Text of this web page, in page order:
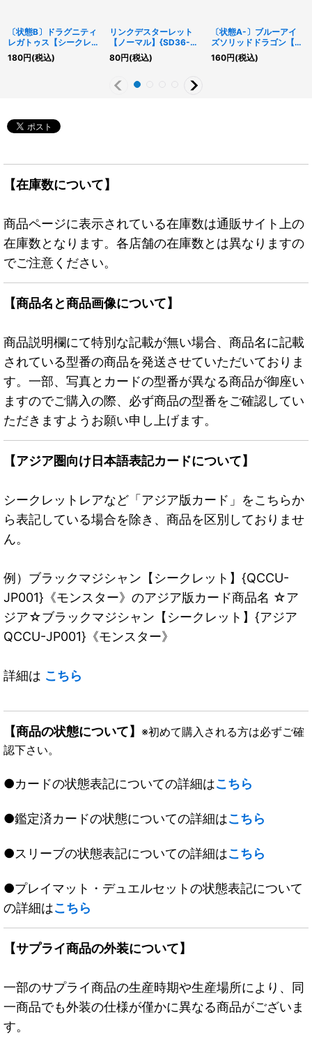
〔状態B〕ドラグニティ
レガトゥス【シークレッ
トパラレル】{TW03-
JP027}《モンスター》
180円(税込)
リンクデスターレット
【ノーマル】{SD36-
JP036}《罠》
80円(税込)
〔状態A-〕ブルーアイ
ズソリッドドラゴン【ス
ーパー】{DP20-
JP002}《モンスター》
160円(税込)
【在庫数について】
商品ページに表示されている在庫数は通販サイト上の
在庫数となります。各店舗の在庫数とは異なりますの
でご注意ください。
【商品名と商品画像について】
商品説明欄にて特別な記載が無い場合、商品名に記載
されている型番の商品を発送させていただいておりま
す。一部、写真とカードの型番が異なる商品が御座い
ますのでご購入の際、必ず商品の型番をご確認してい
ただきますようお願い申し上げます。
【アジア圏向け日本語表記カードについて】
シークレットレアなど「アジア版カード」をこちらか
ら表記している場合を除き、商品を区別しておりませ
ん。
例）ブラックマジシャン【シークレット】{QCCU-
JP001}《モンスター》のアジア版カード商品名 ☆ア
ジア☆ブラックマジシャン【シークレット】{アジア
QCCU-JP001}《モンスター》
詳細は こちら
【商品の状態について】 ※初めて購入される方は必ずご確
認下さい。
●カードの状態表記についての詳細はこちら
●鑑定済カードの状態についての詳細はこちら
●スリーブの状態表記についての詳細はこちら
●プレイマット・デュエルセットの状態表記について
の詳細はこちら
【サプライ商品の外装について】
一部のサプライ商品の生産時期や生産場所により、同
一商品でも外装の仕様が僅かに異なる商品がございま
す。